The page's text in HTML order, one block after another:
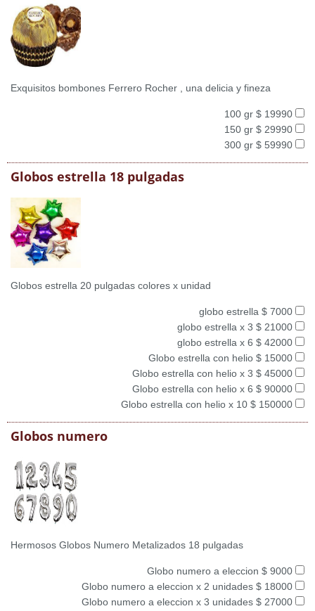
Exquisitos bombones Ferrero Rocher , una delicia y fineza
100 gr $ 19990
150 gr $ 29990
300 gr $ 59990
Globos estrella 18 pulgadas
Globos estrella 20 pulgadas colores x unidad
globo estrella $ 7000
globo estrella x 3 $ 21000
globo estrella x 6 $ 42000
Globo estrella con helio $ 15000
Globo estrella con helio x 3 $ 45000
Globo estrella con helio x 6 $ 90000
Globo estrella con helio x 10 $ 150000
Globos numero
Hermosos Globos Numero Metalizados 18 pulgadas
Globo numero a eleccion $ 9000
Globo numero a eleccion x 2 unidades $ 18000
Globo numero a eleccion x 3 unidades $ 27000